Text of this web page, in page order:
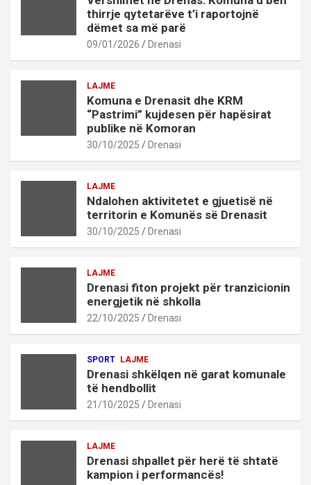
thirrje qytetarëve t’i raportojnë
dëmet sa më parë
09/01/2026 Drenasi
LAJME
Komuna e Drenasit dhe KRM
“Pastrimi” kujdesen për hapësirat
publike në Komoran
30/10/2025 Drenasi
LAJME
Ndalohen aktivitetet e gjuetisë në
territorin e Komunës së Drenasit
30/10/2025 Drenasi
LAJME
Drenasi fiton projekt për tranzicionin
energjetik në shkolla
22/10/2025 Drenasi
SPORT LAJME
Drenasi shkëlqen në garat komunale
të hendbollit
21/10/2025 Drenasi
LAJME
Drenasi shpallet për herë të shtatë
kampion i performancës!